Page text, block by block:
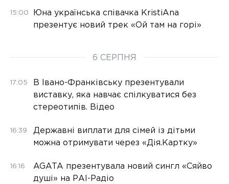
15:00
Юна українська співачка KristiAna
презентує новий трек «Ой там на горі»
6 СЕРПНЯ
17:05
В Івано-Франківську презентували
виставку, яка навчає спілкуватися без
стереотипів. Відео
16:39
Державні виплати для сімей із дітьми
можна отримувати через «Дія.Картку»
16:16
AGATA презентувала новий сингл «Сяйво
душі» на РАІ-Радіо